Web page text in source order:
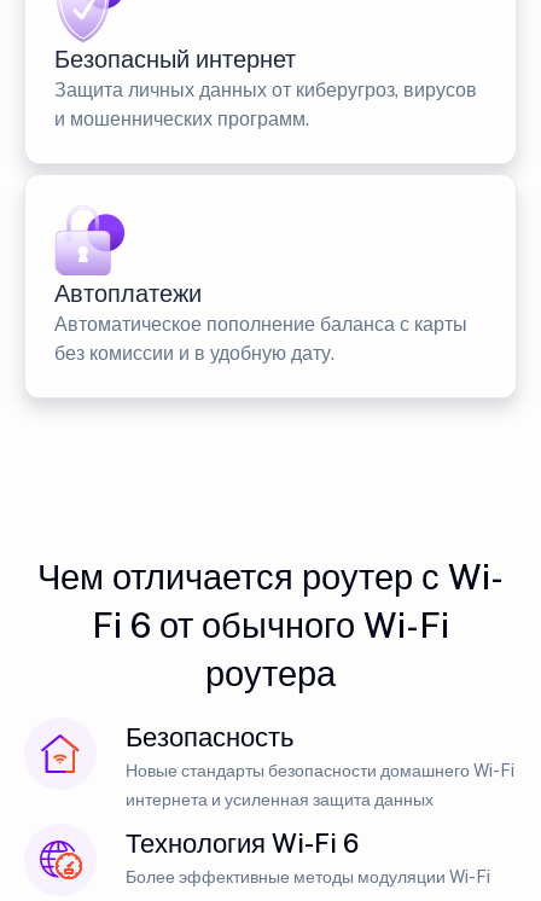
Безопасный интернет
Защита личных данных от киберугроз, вирусов
и мошеннических программ.
Автоплатежи
Автоматическое пополнение баланса с карты
без комиссии и в удобную дату.
Чем отличается роутер с Wi-
Fi 6 от обычного Wi-Fi
роутера
Безопасность
Новые стандарты безопасности домашнего Wi-Fi
интернета и усиленная защита данных
Технология Wi-Fi 6
Более эффективные методы модуляции Wi-Fi